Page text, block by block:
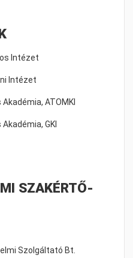
Intézet
Intézet
ATOMKI
GKI
SZAKÉRTŐ-
Szolgáltató Bt.